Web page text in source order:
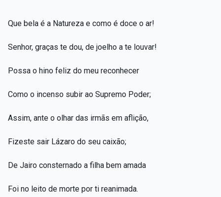
Que bela é a Natureza e como é doce o ar!
Senhor, graças te dou, de joelho a te louvar!
Possa o hino feliz do meu reconhecer
Como o incenso subir ao Supremo Poder;
Assim, ante o olhar das irmãs em aflição,
Fizeste sair Lázaro do seu caixão;
De Jairo consternado a filha bem amada
Foi no leito de morte por ti reanimada.